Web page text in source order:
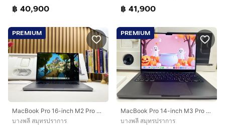
฿ 40,900 ฿ 41,900
PREMIUM
MacBook Pro 16-inch M2 Pro 2023 Ram16GB SSD512GB Space Gray
บางพลี สมุทรปราการ
PREMIUM
MacBook Pro 14-inch M3 Pro 2023 Ram8GB SSD512GB Black
บางพลี สมุทรปราการ